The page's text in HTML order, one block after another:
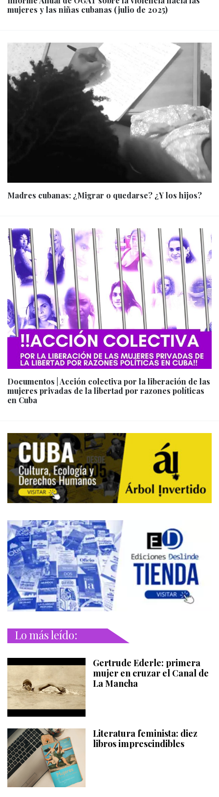
mujeres y las niñas cubanas (julio de 2025)
Madres cubanas: ¿Migrar o quedarse? ¿Y los hijos?
Documentos | Acción colectiva por la liberación de las
mujeres privadas de la libertad por razones políticas
en Cuba
Lo más leído:
Gertrude Ederle: primera
mujer en cruzar el Canal de
La Mancha
Literatura feminista: diez
libros imprescindibles